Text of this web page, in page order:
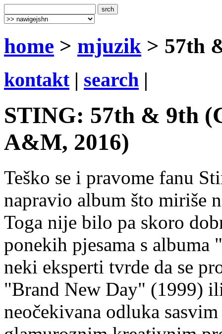
home > mjuzik > 57th
kontakt| search |
STING: 57th & 9th
A&M, 2016)
Teško se i pravome fanu
napravio album što miriše
Toga nije bilo pa skoro
ponekih pjesama s
neki eksperti tvrde da se
"Brand New Day" (1999)
neočekivana odluka